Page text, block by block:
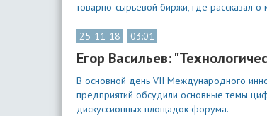
товарно-сырьевой биржи, где рассказал
25-11-18 03:01
Егор Васильев:
В основной день VII Международного
предприятий обсудили основные темы
дискуссионных площадок форума.